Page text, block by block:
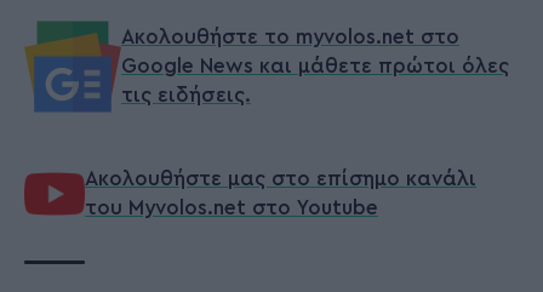
Ακολουθήστε το myvolos.net στο
Google News και μάθετε πρώτοι όλες
τις ειδήσεις.
Ακολουθήστε μας στο επίσημο κανάλι
του Myvolos.net στο Youtube